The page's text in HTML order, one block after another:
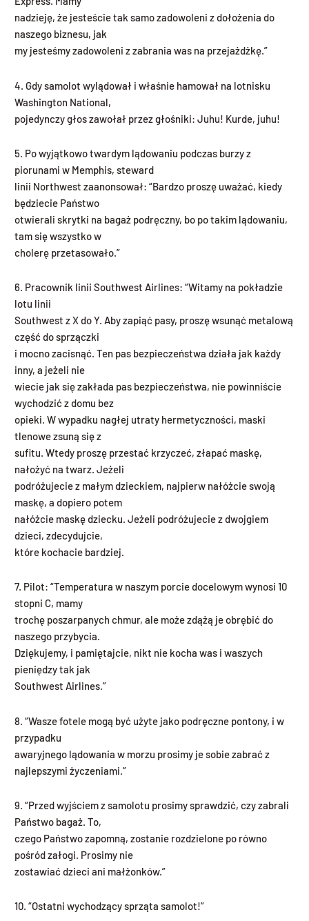
nadzieję, że jesteście tak samo zadowoleni z dołożenia do
naszego biznesu, jak
my jesteśmy zadowoleni z zabrania was na przejażdżkę.”
4. Gdy samolot wylądował i właśnie hamował na lotnisku
Washington National,
pojedynczy głos zawołał przez głośniki: Juhu! Kurde, juhu!
5. Po wyjątkowo twardym lądowaniu podczas burzy z
piorunami w Memphis, steward
linii Northwest zaanonsował: “Bardzo proszę uważać, kiedy
będziecie Państwo
otwierali skrytki na bagaż podręczny, bo po takim lądowaniu,
tam się wszystko w
cholerę przetasowało.”
6. Pracownik linii Southwest Airlines: “Witamy na pokładzie
lotu linii
Southwest z X do Y. Aby zapiąć pasy, proszę wsunąć metalową
część do sprzączki
i mocno zacisnąć. Ten pas bezpieczeństwa działa jak każdy
inny, a jeżeli nie
wiecie jak się zakłada pas bezpieczeństwa, nie powinniście
wychodzić z domu bez
opieki. W wypadku nagłej utraty hermetyczności, maski
tlenowe zsuną się z
sufitu. Wtedy proszę przestać krzyczeć, złapać maskę,
nałożyć na twarz. Jeżeli
podróżujecie z małym dzieckiem, najpierw nałóżcie swoją
maskę, a dopiero potem
nałóżcie maskę dziecku. Jeżeli podróżujecie z dwojgiem
dzieci, zdecydujcie,
które kochacie bardziej.
7. Pilot: “Temperatura w naszym porcie docelowym wynosi 10
stopni C, mamy
trochę poszarpanych chmur, ale może zdążą je obrębić do
naszego przybycia.
Dziękujemy, i pamiętajcie, nikt nie kocha was i waszych
pieniędzy tak jak
Southwest Airlines.”
8. “Wasze fotele mogą być użyte jako podręczne pontony, i w
przypadku
awaryjnego lądowania w morzu prosimy je sobie zabrać z
najlepszymi życzeniami.”
9. “Przed wyjściem z samolotu prosimy sprawdzić, czy zabrali
Państwo bagaż. To,
czego Państwo zapomną, zostanie rozdzielone po równo
pośród załogi. Prosimy nie
zostawiać dzieci ani małżonków.”
10. “Ostatni wychodzący sprząta samolot!”